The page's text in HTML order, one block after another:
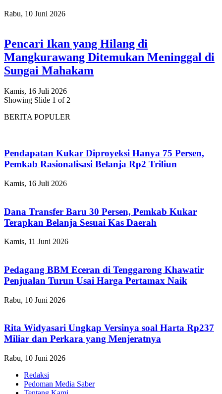
Rabu, 10 Juni 2026
Pencari Ikan yang Hilang di
Mangkurawang Ditemukan Meninggal di
Sungai Mahakam
Kamis, 16 Juli 2026
Showing Slide 1 of 2
BERITA POPULER
Pendapatan Kukar Diproyeksi Hanya 75 Persen,
Pemkab Rasionalisasi Belanja Rp2 Triliun
Kamis, 16 Juli 2026
Dana Transfer Baru 30 Persen, Pemkab Kukar
Terapkan Belanja Sesuai Kas Daerah
Kamis, 11 Juni 2026
Pedagang BBM Eceran di Tenggarong Khawatir
Penjualan Turun Usai Harga Pertamax Naik
Rabu, 10 Juni 2026
Rita Widyasari Ungkap Versinya soal Harta Rp237
Miliar dan Perkara yang Menjeratnya
Rabu, 10 Juni 2026
Redaksi
Pedoman Media Saber